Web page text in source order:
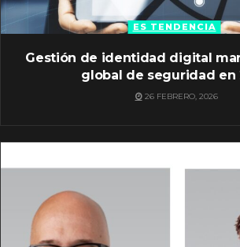
ES TENDENCIA
Gestión de identidad digital
global de seguridad en
26 FEBRERO, 2026